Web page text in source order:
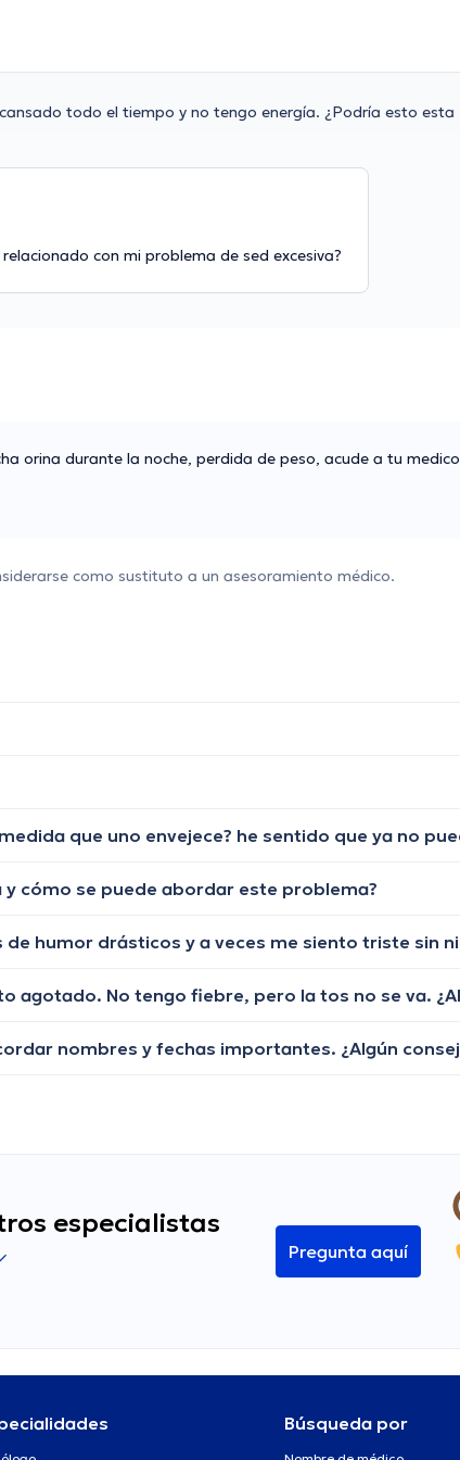
todo el tiempo y no tengo energía. ¿Podría esto esta
con mi problema de sed excesiva?
orina durante la noche, perdida de peso, acude a tu medico
como sustituto a un asesoramiento médico.
cómo se puede abordar este problema?
especialistas
Pregunta aquí
Búsqueda por